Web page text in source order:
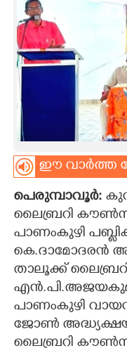
LIFESTYLE
SPIRITUAL
ART
ASTRO
CARTOONS
LITERATURE
ZOOM
ഈ വാർത്ത
പെരുമ്പാവൂർ:
ലൈബ്രറി
പാണംകുഴി
കെ.ദാമോദരൻ
താലൂക്ക്
പാണംകുഴി
ജോൺ
ലൈബ്രറി